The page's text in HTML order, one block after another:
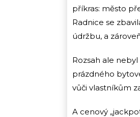
příkras: město
Radnice se
údržbu, a
Rozsah ale
prázdného
vůči vlastníkům
A cenový